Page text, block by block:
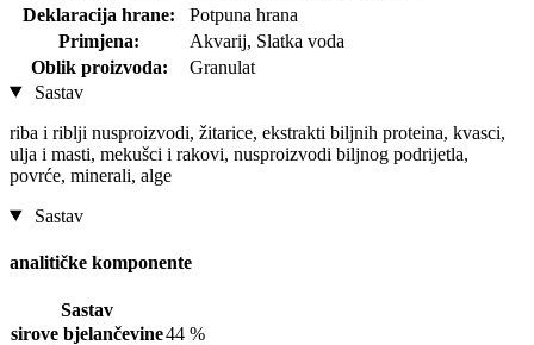
Deklaracija hrane:
Potpuna hrana
Primjena:
Akvarij, Slatka voda
Oblik proizvoda:
Granulat
Sastav
riba i riblji nusproizvodi, žitarice, ekstrakti biljnih proteina, kvasci,
ulja i masti, mekušci i rakovi, nusproizvodi biljnog podrijetla,
povrće, minerali, alge
Sastav
analitičke komponente
Sastav
sirove bjelančevine44 %